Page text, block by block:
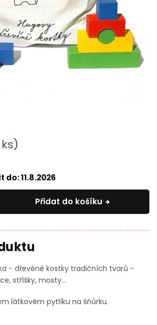
ks)
do:11.8.2026
Přidat do košíku
- dřevěné kostky tradičních tvarů -
stříšky, mosty...
látkovém pytlíku na šňůrku.